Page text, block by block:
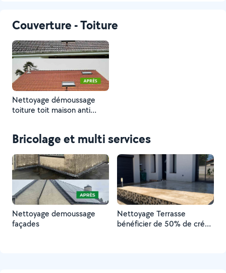
Couverture - Toiture
Nettoyage démoussage
toiture toit maison anti
colorer
Bricolage et multi services
Nettoyage demoussage
façades
Nettoyage Terrasse
bénéficier de 50% de crédit